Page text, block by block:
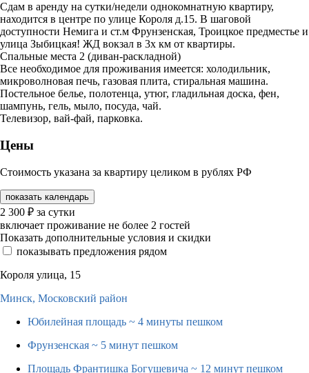
Сдам в аренду на сутки/недели однокомнатную квартиру,
находится в центре по улице Короля д.15. В шаговой
доступности Немига и ст.м Фрунзенская, Троицкое предместье и
улица Зыбицкая! ЖД вокзал в 3х км от квартиры.
Спальные места 2 (диван-раскладной)
Все необходимое для проживания имеется: холодильник,
микроволновая печь, газовая плита, стиральная машина.
Постельное белье, полотенца, утюг, гладильная доска, фен,
шампунь, гель, мыло, посуда, чай.
Телевизор, вай-фай, парковка.
Цены
Стоимость указана за квартиру целиком в рублях РФ
показать календарь
2 300 ₽ за сутки
включает проживание не более 2 гостей
Показать дополнительные условия и скидки
показывать предложения рядом
Короля улица, 15
Минск, Московский район
Юбилейная площадь ~ 4 минуты пешком
Фрунзенская ~ 5 минут пешком
Площадь Франтишка Богушевича ~ 12 минут пешком